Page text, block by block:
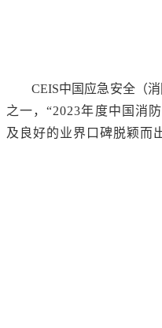
CEIS中国应急安全（
之一，“2023年度中国消
及良好的业界口碑脱颖而